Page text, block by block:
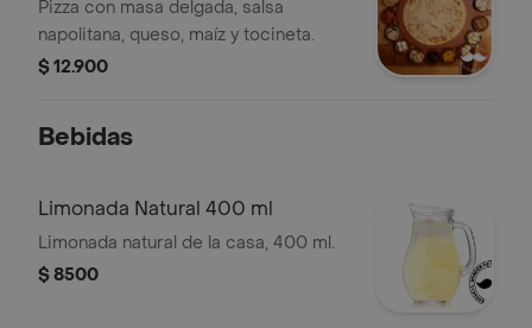
Pizza con masa delgada, salsa
napolitana, queso, maíz y tocineta.
$ 12.900
Bebidas
Limonada Natural 400 ml
Limonada natural de la casa, 400 ml.
$ 8500